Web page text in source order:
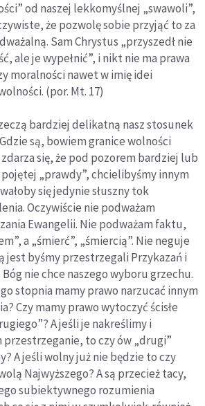
od naszej lekkomyślnej „swawoli”,
że pozwolę sobie przyjąć to za
Sam Chrystus „przyszedł nie
ale je wypełnić”, i nikt nie ma prawa
moralności nawet w imię idei
(por. Mt. 17)
bardziej delikatną nasz stosunek
są, bowiem granice wolności
się, że pod pozorem bardziej lub
„prawdy”, chcielibyśmy innym
się jedynie słuszny tok
Oczywiście nie podważam
Ewangelii. Nie podważam faktu,
a „śmierć”, „śmiercią”. Nie neguje
jest byśmy przestrzegali Przykazań i
nie chce naszego wyboru grzechu.
stopnia mamy prawo narzucać innym
Czy mamy prawo wytoczyć ścisłe
A jeśli je nakreślimy i
to czy ów „drugi”
A jeśli wolny już nie będzie to czy
Najwyższego? A są przecież tacy,
subiektywnego rozumienia